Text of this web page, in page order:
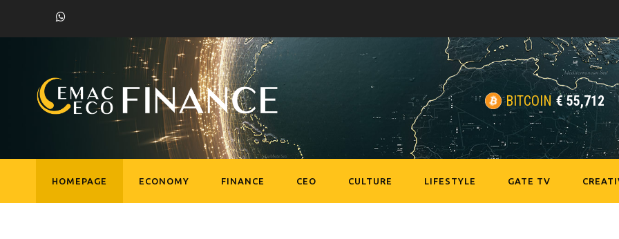
BITCOIN €55,712
HOMEPAGE ECONOMY FINANCE CEO CULTURE LIFESTYLE GATE TV